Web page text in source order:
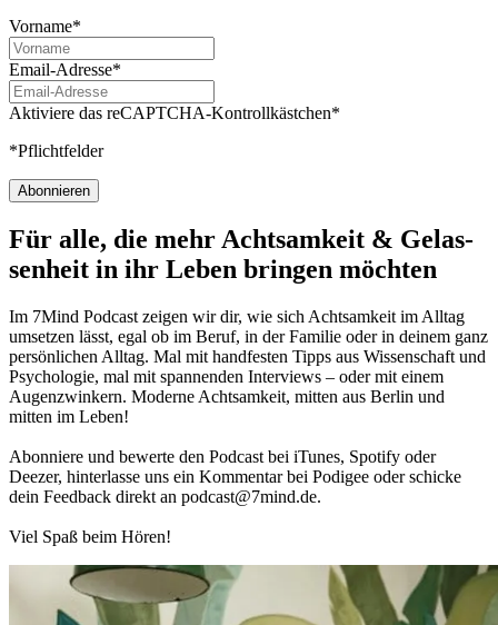
Vorname*
Email-Adresse*
Aktiviere das reCAPTCHA-Kontrollkästchen*
*Pflichtfelder
Abonnieren
Für alle, die mehr Acht­sam­keit & Gelas­
sen­heit in ihr Leben brin­gen möch­ten
Im 7Mind Pod­cast zeigen wir dir, wie sich Acht­sam­keit im Alltag
umset­zen lässt, egal ob im Beruf, in der Fami­lie oder in deinem ganz
per­sön­li­chen Alltag. Mal mit hand­fes­ten Tipps aus Wis­sen­schaft und
Psy­cho­lo­gie, mal mit spannenden Interviews – oder mit einem
Augen­zwin­kern. Moderne Acht­sam­keit, mitten aus Berlin und
mitten im Leben!
Abon­niere und bewerte den Pod­cast bei iTunes, Spo­tify oder
Deezer, hin­ter­lasse uns ein Kom­men­tar bei Podigee oder schi­cke
dein Feed­back direkt an podcast@​7​mind.​de.
Viel Spaß beim Hören!